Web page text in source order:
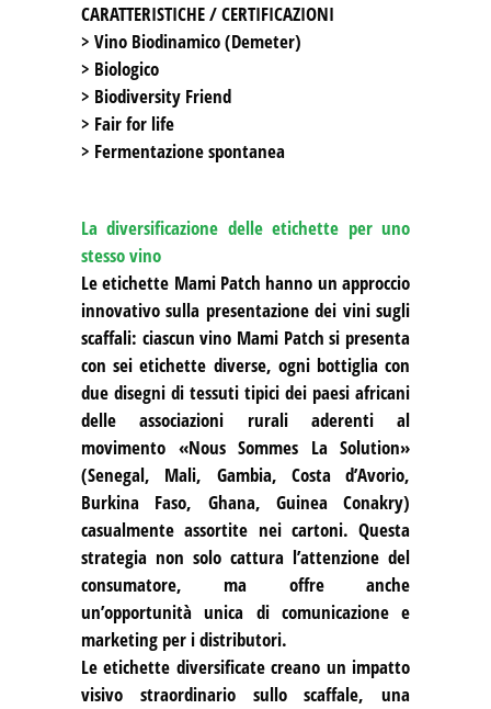
CARATTERISTICHE / CERTIFICAZIONI
> Vino Biodinamico (Demeter)
> Biologico
> Biodiversity Friend
> Fair for life
> Fermentazione spontanea
La diversificazione delle etichette per uno
stesso vino
Le etichette Mami Patch hanno un approccio
innovativo sulla presentazione dei vini sugli
scaffali: ciascun vino Mami Patch si presenta
con sei etichette diverse, ogni bottiglia con
due disegni di tessuti tipici dei paesi africani
delle associazioni rurali aderenti al
movimento «Nous Sommes La Solution»
(Senegal, Mali, Gambia, Costa d’Avorio,
Burkina Faso, Ghana, Guinea Conakry)
casualmente assortite nei cartoni. Questa
strategia non solo cattura l’attenzione del
consumatore, ma offre anche
un’opportunità unica di comunicazione e
marketing per i distributori.
Le etichette diversificate creano un impatto
visivo straordinario sullo scaffale, una